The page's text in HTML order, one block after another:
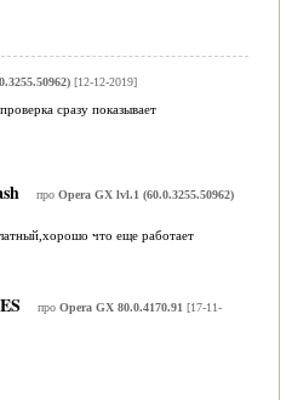
[12-12-2019]
сразу показывает
про Opera GX lvl.1 (60.0.3255.50962)
что еще работает
про Opera GX 80.0.4170.91 [17-11-